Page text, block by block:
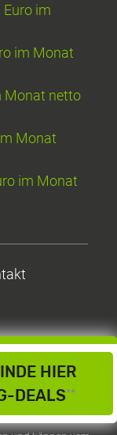
HIER
DEALS**
Euro im
im Monat
Monat netto
Monat
im Monat